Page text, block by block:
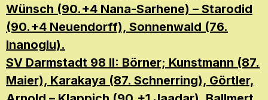
Wünsch (90.+4 Nana-Sarhene) – Starodid
(90.+4 Neuendorff), Sonnenwald (76.
Inanoglu).
SV Darmstadt 98 II: Börner; Kunstmann (87.
Maier), Karakaya (87. Schnerring), Görtler,